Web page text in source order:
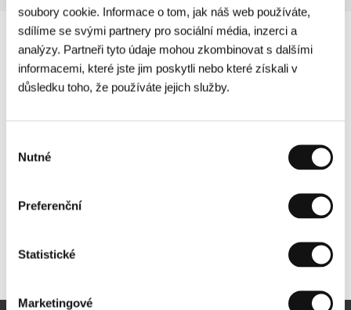
soubory cookie. Informace o tom, jak náš web používáte,
sdílíme se svými partnery pro sociální média, inzerci a
analýzy. Partneři tyto údaje mohou zkombinovat s dalšími
informacemi, které jste jim poskytli nebo které získali v
důsledku toho, že používáte jejich služby.
souhlasu
Nutné
Preferenční
Statistické
Marketingové